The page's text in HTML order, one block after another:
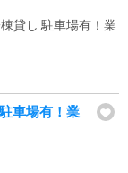
貸し 駐車場有！業
車場有！業